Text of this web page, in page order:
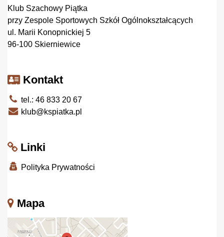
Klub Szachowy Piątka
przy Zespole Sportowych Szkół Ogólnokształcących
ul. Marii Konopnickiej 5
96-100 Skierniewice
Kontakt
tel.: 46 833 20 67
klub@kspiatka.pl
Linki
Polityka Prywatności
Mapa